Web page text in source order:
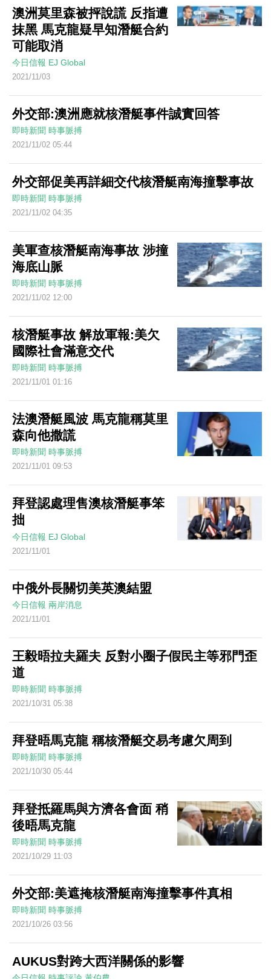
澳洲莫里森被抨說謊 反指遭
抹黑 馬克龍疑早知潛艇合約
可能取消
今日信報 EJ Global
2021/11/03
外交部:澳洲應就核潛艇事件誠實回答
即時新聞 時事脈搏
2021/11/02 05:44
外交部促美再詳細交代核潛艇南海撞擊事故
即時新聞 時事脈搏
2021/11/02 04:35
美軍查核潛艇南海事故 涉撞
海底山脈
即時新聞 時事脈搏
2021/11/02 12:00
核潛艇事故 解放軍報:美欠
國際社會滿意交代
即時新聞 時事脈搏
2021/11/01 01:16
法澳潛艇風波 馬克龍稱莫里
森向他撒謊
即時新聞 時事脈搏
2021/11/01 09:53
拜登認處理售澳核潛艇事笨
拙
今日信報 EJ Global
2021/11/01
中俄外長關切美英澳結盟
今日信報 兩岸消息
2021/11/01
王毅晤拉夫羅夫 反對小圈子假民主等邪門歪
道
即時新聞 時事脈搏
2021/10/31 05:38
拜登晤馬克龍 稱核潛艇交易考慮欠周到
即時新聞 時事脈搏
2021/10/30 05:44
拜登抵羅馬與方濟各會面 稍
後晤馬克龍
即時新聞 時事脈搏
2021/10/29 11:03
外交部:美遮掩核潛艇南海撞擊事件真相
即時新聞 時事脈搏
2021/10/26 03:56
AUKUS對跨大西洋關係的影響